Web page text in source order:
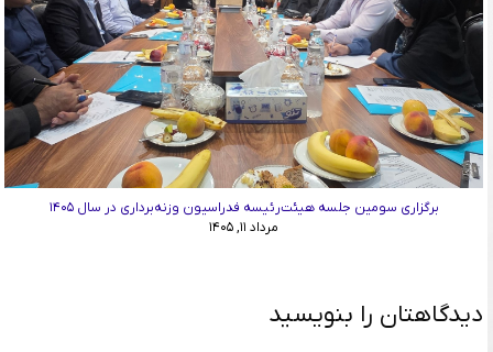
برگزاری سومین جلسه هیئت‌رئیسه فدراسیون وزنه‌برداری در سال ۱۴۰۵
مرداد ۱۱, ۱۴۰۵
دیدگاهتان را بنویسید